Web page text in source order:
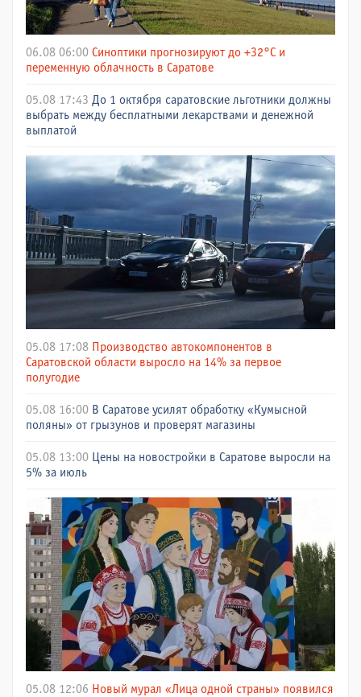
06.08 06:00 Синоптики прогнозируют до +32°C и
переменную облачность в Саратове
05.08 17:43 До 1 октября саратовские льготники должны
выбрать между бесплатными лекарствами и денежной
выплатой
05.08 17:08 Производство автокомпонентов в
Саратовской области выросло на 14% за первое
полугодие
05.08 16:00 В Саратове усилят обработку «Кумысной
поляны» от грызунов и проверят магазины
05.08 13:00 Цены на новостройки в Саратове выросли на
5% за июль
05.08 12:06 Новый мурал «Лица одной страны» появился